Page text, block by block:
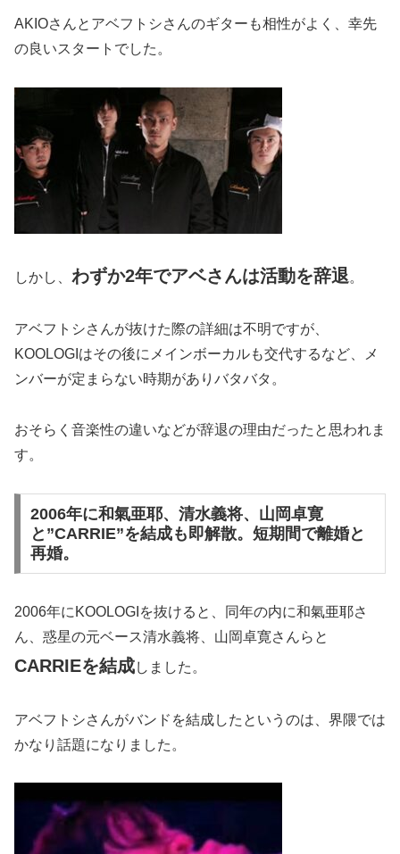
AKIOさんとアベフトシさんのギターも相性がよく、幸先
の良いスタートでした。
しかし、 わずか2年でアベさんは活動を辞退。
アベフトシさんが抜けた際の詳細は不明ですが、
KOOLOGIはその後にメインボーカルも交代するなど、メ
ンバーが定まらない時期がありバタバタ。
おそらく音楽性の違いなどが辞退の理由だったと思われま
す。
2006年に和氣亜耶、清水義将、山岡卓寛
と”CARRIE”を結成も即解散。短期間で離婚と
再婚。
2006年にKOOLOGIを抜けると、同年の内に和氣亜耶さ
ん、惑星の元ベース清水義将、山岡卓寛さんらと
CARRIEを結成しました。
アベフトシさんがバンドを結成したというのは、界隈では
かなり話題になりました。